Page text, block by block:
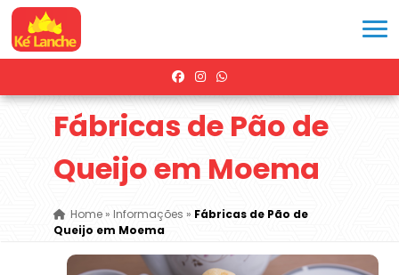
Fábricas de Pão de
Queijo em Moema
Home» Informações » Fábricas de Pão de
Queijo em Moema